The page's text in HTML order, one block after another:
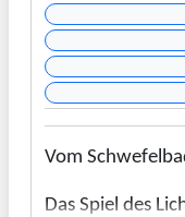
Vom
Das Spiel des